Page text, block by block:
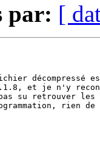
par: [
décompressé
et je n'y
su retrouver les
rien